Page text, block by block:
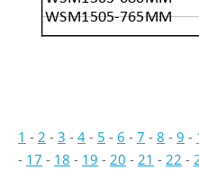
WSM1505-765MM
1 - 2 - 3 - 4 - 5 - 6 - 7 - 8 - 9 -
- 17 - 18 - 19 - 20 - 21 - 22 -